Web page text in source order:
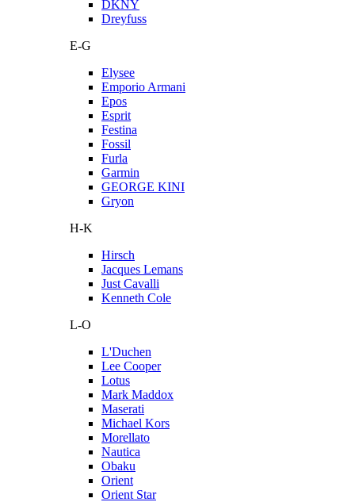
DKNY
Dreyfuss
E-G
Elysee
Emporio Armani
Epos
Esprit
Festina
Fossil
Furla
Garmin
GEORGE KINI
Gryon
H-K
Hirsch
Jacques Lemans
Just Cavalli
Kenneth Cole
L-O
L'Duchen
Lee Cooper
Lotus
Mark Maddox
Maserati
Michael Kors
Morellato
Nautica
Obaku
Orient
Orient Star